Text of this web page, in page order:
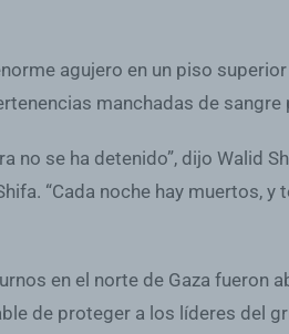
agujero en un piso
manchadas de
no se ha detenido”, dijo Walid
“Cada noche hay muertos,
en el norte de Gaza
de proteger a los líderes del